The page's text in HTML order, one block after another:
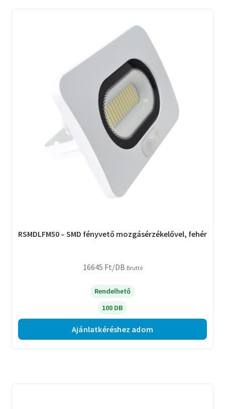
RSMDLFM50 – SMD fényvető mozgásérzékelővel, fehér
16645 Ft/DB Bruttó
Rendelhető
100 DB
Ajánlatkéréshez adom